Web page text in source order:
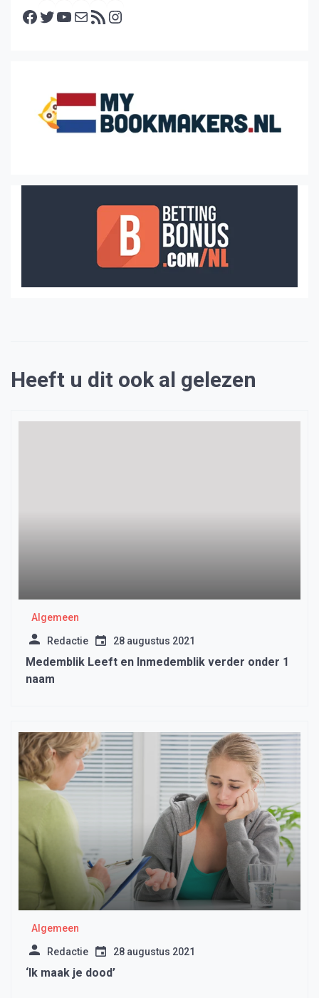
Facebook Twitter YouTube E-mail RSS feed
Heeft u dit ook al gelezen
Algemeen
Redactie 28 augustus 2021
Medemblik Leeft en Inmedemblik verder onder 1
naam
Algemeen
Redactie 28 augustus 2021
‘Ik maak je dood’